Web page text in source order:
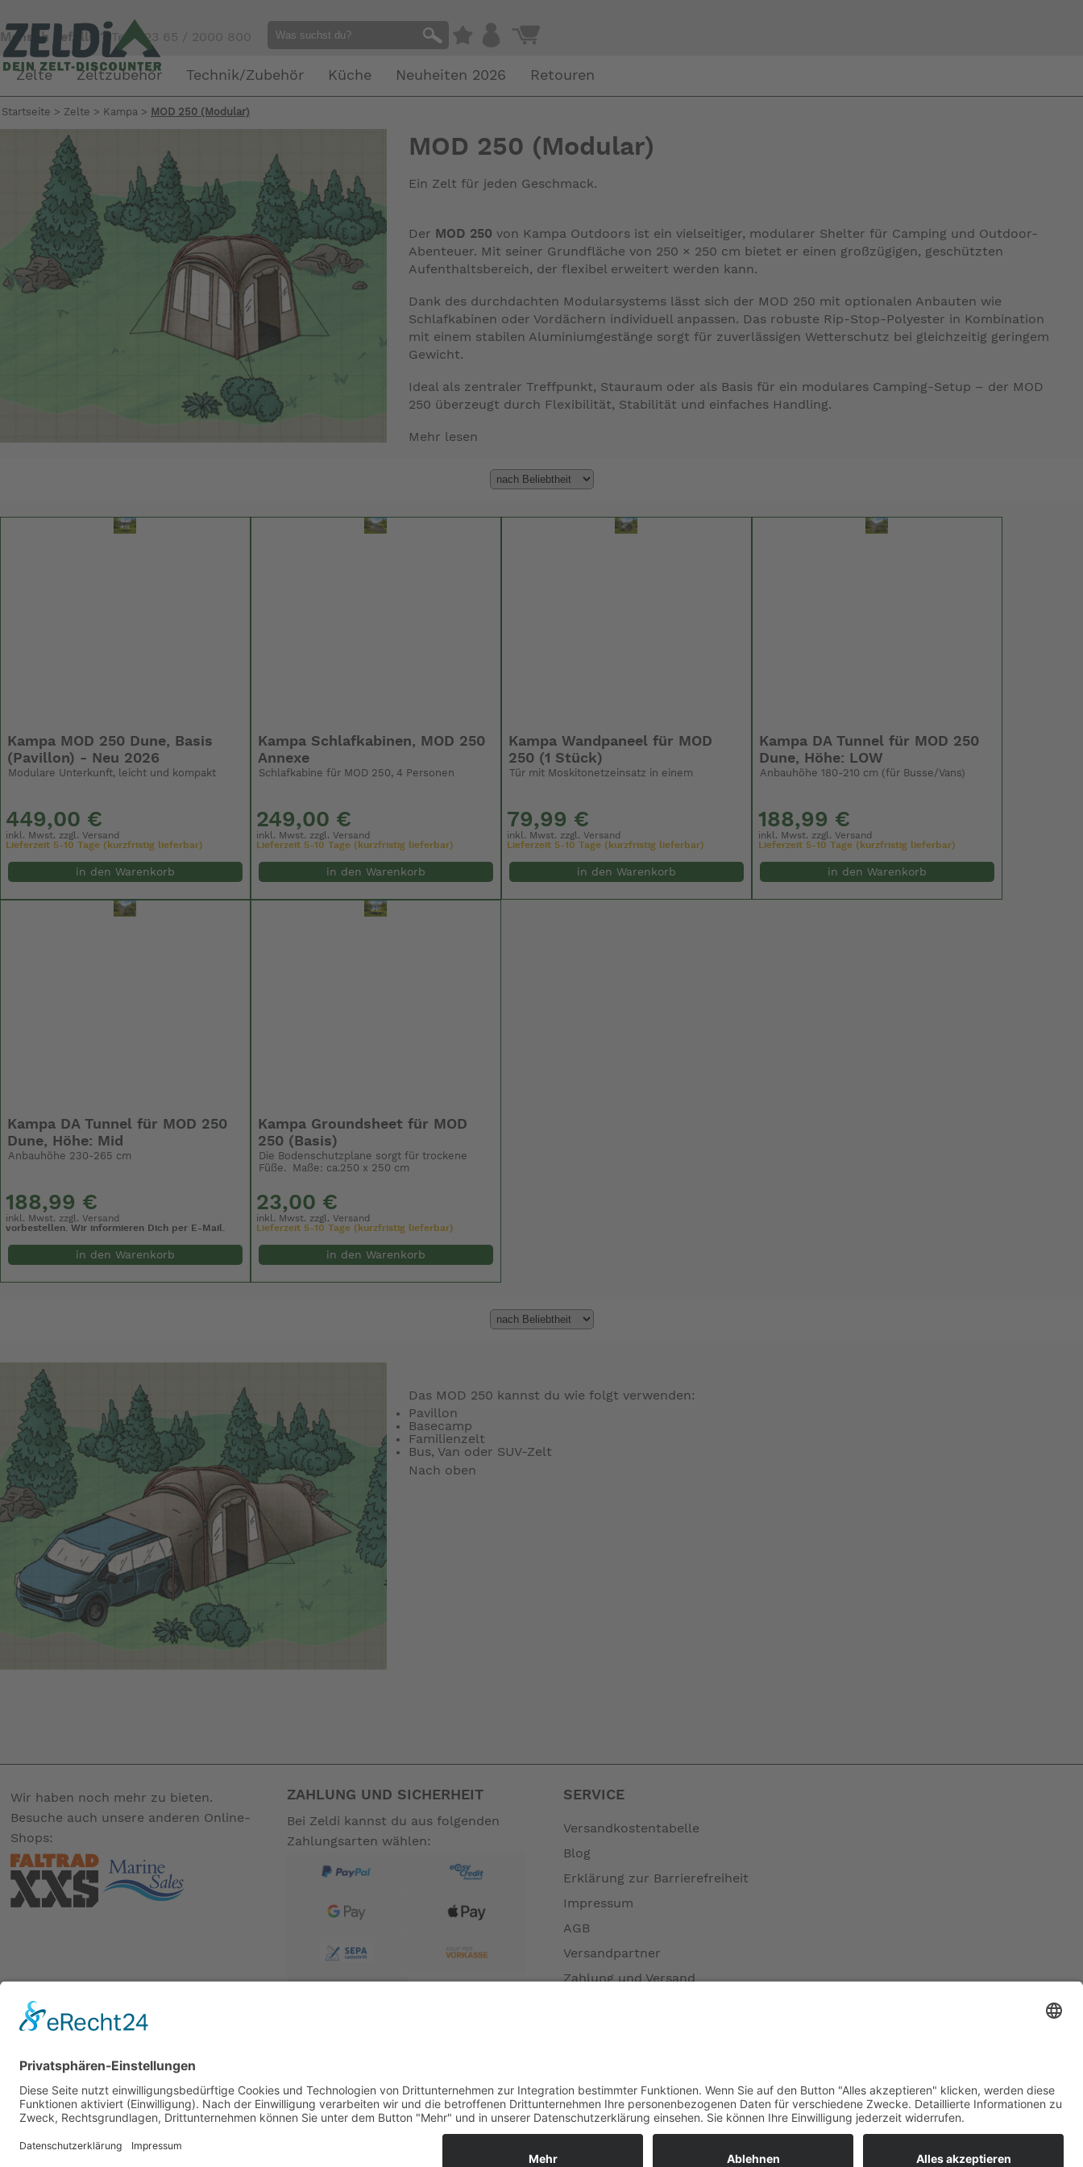
Mensch gefällig? Tel. 023 65 / 2000 800
Zelte Zeltzubehör Technik/Zubehör Küche Neuheiten 2026 Retouren
Startseite > Zelte > Kampa > MOD 250 (Modular)
MOD 250 (Modular)
Ein Zelt für jeden Geschmack.
Der MOD 250 von Kampa Outdoorsist ein vielseitiger, modularer Shelter für Camping und Outdoor-
Abenteuer. Mit seiner Grundfläche von 250 × 250 cm bietet er einen großzügigen, geschützten
Aufenthaltsbereich, der flexibel erweitert werden kann.
Dank des durchdachten Modularsystems lässt sich der MOD 250 mit optionalen Anbauten wie
Schlafkabinen oder Vordächern individuell anpassen. Das robuste Rip-Stop-Polyester in Kombination
mit einem stabilen Aluminiumgestänge sorgt für zuverlässigen Wetterschutz bei gleichzeitig geringem
Gewicht.
Ideal als zentraler Treffpunkt, Stauraum oder als Basis für ein modulares Camping-Setup – der MOD
250 überzeugt durch Flexibilität, Stabilität und einfaches Handling.
Mehr lesen
Kampa MOD 250 Dune, Basis
(Pavillon) - Neu 2026
Modulare Unterkunft, leicht und kompakt
449,00 €
inkl. Mwst. zzgl.Versand
Lieferzeit 5-10 Tage (kurzfristig lieferbar)
in den Warenkorb
Kampa Schlafkabinen, MOD 250
Annexe
Schlafkabine für MOD 250, 4 Personen
249,00 €
inkl. Mwst. zzgl.Versand
Lieferzeit 5-10 Tage (kurzfristig lieferbar)
in den Warenkorb
Kampa Wandpaneel für MOD
250 (1 Stück)
Tür mit Moskitonetzeinsatz in einem
79,99 €
inkl. Mwst. zzgl.Versand
Lieferzeit 5-10 Tage (kurzfristig lieferbar)
in den Warenkorb
Kampa DA Tunnel für MOD 250
Dune, Höhe: LOW
Anbauhöhe 180-210 cm (für Busse/Vans)
188,99 €
inkl. Mwst. zzgl. Versand
Lieferzeit 5-10 Tage (kurzfristig lieferbar)
in den Warenkorb
Kampa DA Tunnel für MOD 250
Dune, Höhe: Mid
Anbauhöhe 230-265 cm
188,99 €
inkl. Mwst. zzgl.Versand
vorbestellen. Wir informieren Dich per E-Mail.
in den Warenkorb
Kampa Groundsheet für MOD
250 (Basis)
Die Bodenschutzplane sorgt für trockene
Füße. Maße: ca.250 x 250 cm
23,00 €
inkl. Mwst. zzgl.Versand
Lieferzeit 5-10 Tage (kurzfristig lieferbar)
in den Warenkorb
Das MOD 250 kannst du wie folgt verwenden:
Pavillon
Basecamp
Familienzelt
Bus, Van oder SUV-Zelt
Nach oben
Wir haben noch mehr zu bieten.
Besuche auch unsere anderen Online-
Shops:
PARTNER
ZAHLUNG UND SICHERHEIT
Bei Zeldi kannst du aus folgenden
Zahlungsarten wählen:
SERVICE
Versandkostentabelle
Blog
Erklärung zur Barrierefreiheit
Impressum
AGB
Versandpartner
Zahlung und Versand
Fernabsatz
Rücknahme (Zelte)